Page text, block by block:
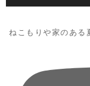
ねこもりや家のある